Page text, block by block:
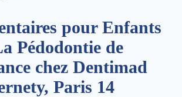
pour Enfants
Pédodontie de
chez Dentimad
Paris 14